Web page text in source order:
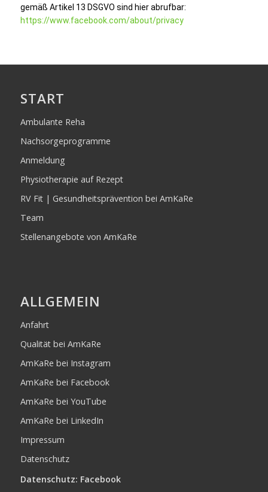
gemäß Artikel 13 DSGVO sind hier abrufbar:
https://www.facebook.com/about/privacy
START
Ambulante Reha
Nachsorgeprogramme
Anmeldung
Physiotherapie auf Rezept
RV Fit | Gesundheitsprävention bei AmKaRe
Team
Stellenangebote von AmKaRe
ALLGEMEIN
Anfahrt
Qualität bei AmKaRe
AmKaRe bei Instagram
AmKaRe bei Facebook
AmKaRe bei YouTube
AmKaRe bei LinkedIn
Impressum
Datenschutz
Datenschutz: Facebook